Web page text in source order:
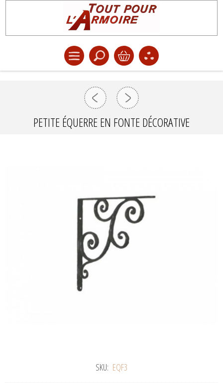
PETITE ÉQUERRE EN FONTE DÉCORATIVE
SKU: EQF3